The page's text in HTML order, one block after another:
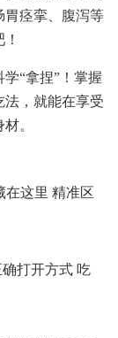
胃痉挛、腹泻等
“拿捏”！掌握
法，就能在享受
。
在这里 精准区
打开方式 吃